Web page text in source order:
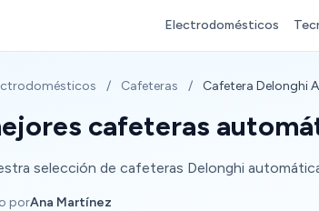
Electrodomésticos
/ Cafeteras / Cafetera Delonghi
cafeteras
selección de cafeteras Delonghi
porAna Martínez